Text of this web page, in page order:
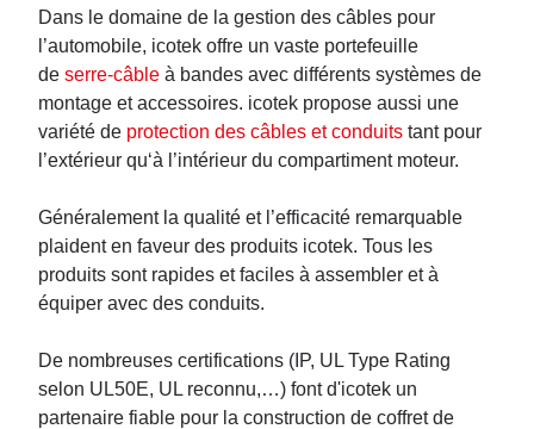
Dans le domaine de la gestion des câbles pour
l’automobile, icotek offre un vaste portefeuille
de serre-câble à bandes avec différents systèmes de
montage et accessoires. icotek propose aussi une
variété de protection des câbles et conduits tant pour
l’extérieur qu‘à l’intérieur du compartiment moteur.
Généralement la qualité et l’efficacité remarquable
plaident en faveur des produits icotek. Tous les
produits sont rapides et faciles à assembler et à
équiper avec des conduits.
De nombreuses certifications (IP, UL Type Rating
selon UL50E, UL reconnu,…) font d'icotek un
partenaire fiable pour la construction de coffret de